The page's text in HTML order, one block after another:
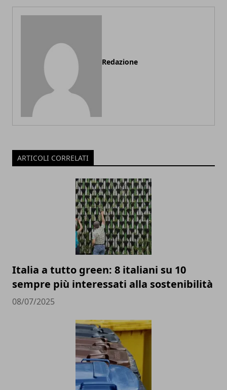
Redazione
ARTICOLI CORRELATI
Italia a tutto green: 8 italiani su 10
sempre più interessati alla sostenibilità
08/07/2025